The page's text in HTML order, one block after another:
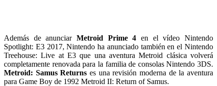
Además de anunciar Metroid Prime 4 en el vídeo Nintendo
Spotlight: E3 2017, Nintendo ha anunciado también en el Nintendo
Treehouse: Live at E3 que una aventura Metroid clásica volverá
completamente renovada para la familia de consolas Nintendo 3DS.
Metroid: Samus Returns es una revisión moderna de la aventura
para Game Boy de 1992 Metroid II: Return of Samus.